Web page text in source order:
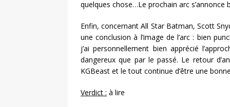
quelques chose…Le prochain arc
Enfin, concernant All Star Batman, Scott
une conclusion à l’image de l’arc : bien
j’ai personnellement bien apprécié
dangereux que par le passé. Le retour
KGBeast et le tout continue d’être une
Verdict : à lire